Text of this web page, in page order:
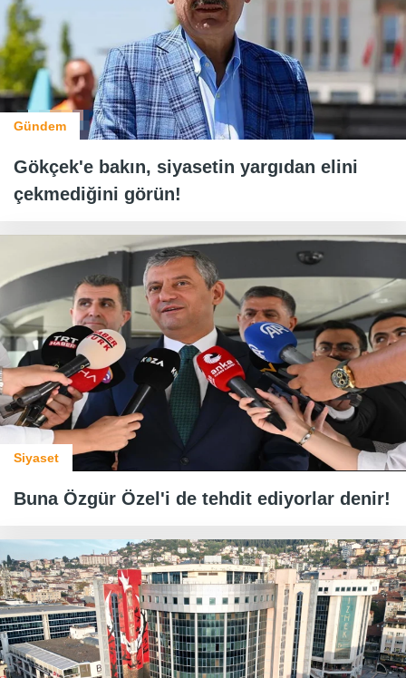
Gündem
Gökçek'e bakın, siyasetin yargıdan elini
çekmediğini görün!
Siyaset
Buna Özgür Özel'i de tehdit ediyorlar denir!